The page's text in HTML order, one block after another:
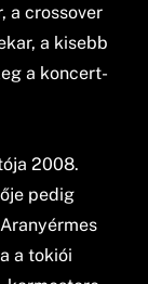
a crossover
a kisebb
a koncert-
2008.
pedig
a tokiói